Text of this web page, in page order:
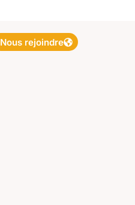
Nous rejoindre